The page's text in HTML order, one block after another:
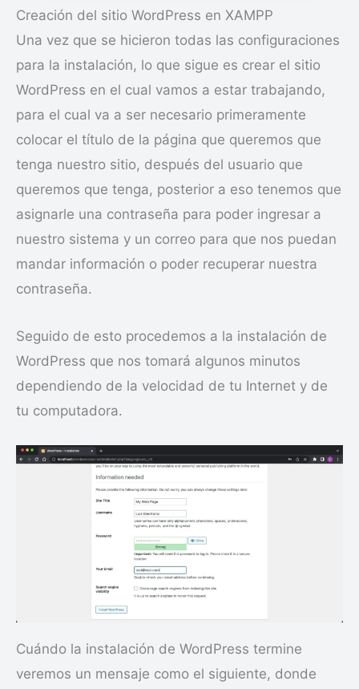
Creación del sitio WordPress en XAMPP
Una vez que se hicieron todas las configuraciones
para la instalación, lo que sigue es crear el sitio
WordPress en el cual vamos a estar trabajando,
para el cual va a ser necesario primeramente
colocar el título de la página que queremos que
tenga nuestro sitio, después del usuario que
queremos que tenga, posterior a eso tenemos que
asignarle una contraseña para poder ingresar a
nuestro sistema y un correo para que nos puedan
mandar información o poder recuperar nuestra
contraseña.
Seguido de esto procedemos a la instalación de
WordPress que nos tomará algunos minutos
dependiendo de la velocidad de tu Internet y de
tu computadora.
Cuándo la instalación de WordPress termine
veremos un mensaje como el siguiente, donde